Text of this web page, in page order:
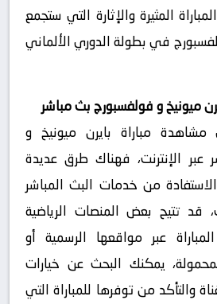
المثيرة والإثارة التي ستجمع
في بطولة الدوري الألماني
ميونيخ و فولفسبورج بث مباشر
مباراة بايرن ميونيخ و
عبر الإنترنت، فهناك طرق عديدة
من خدمات البث المباشر
قد تتيح بعض المنصات الرياضية
عبر مواقعها الرسمية أو
يمكنك البحث عن خيارات
والتأكد من توفرها للمباراة التي